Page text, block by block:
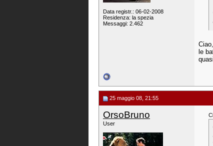
Data registr.: 06-02-2008
Residenza: la spezia
Messaggi: 2.462
le
25 maggio 08, 21:55
OrsoBruno
User